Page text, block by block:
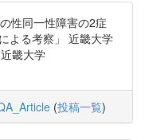
性同一性障害の2症
よる考察」 近畿大学
畿大学
(投稿一覧)